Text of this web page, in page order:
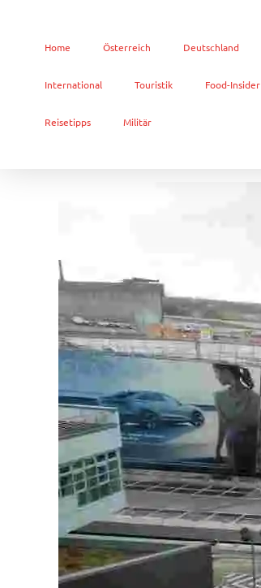
Home Österreich Deutschland
International Touristik Food-Insider
Reisetipps Militär